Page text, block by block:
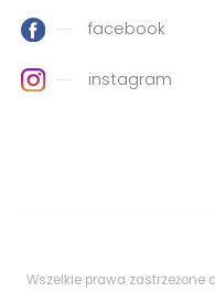
facebook
instagram
Wszelkie prawa zastrzeżone